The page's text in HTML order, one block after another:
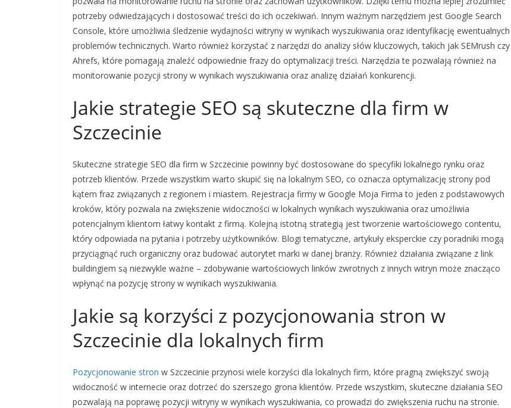
potrzeby odwiedzających i dostosować treści do ich oczekiwań. Innym ważnym narzędziem jest Google Search
Console, które umożliwia śledzenie wydajności witryny w wynikach wyszukiwania oraz identyfikację ewentualnych
problemów technicznych. Warto również korzystać z narzędzi do analizy słów kluczowych, takich jak SEMrush czy
Ahrefs, które pomagają znaleźć odpowiednie frazy do optymalizacji treści. Narzędzia te pozwalają również na
monitorowanie pozycji strony w wynikach wyszukiwania oraz analizę działań konkurencji.
Jakie strategie SEO są skuteczne dla firm w
Szczecinie
Skuteczne strategie SEO dla firm w Szczecinie powinny być dostosowane do specyfiki lokalnego rynku oraz
potrzeb klientów. Przede wszystkim warto skupić się na lokalnym SEO, co oznacza optymalizację strony pod
kątem fraz związanych z regionem i miastem. Rejestracja firmy w Google Moja Firma to jeden z podstawowych
kroków, który pozwala na zwiększenie widoczności w lokalnych wynikach wyszukiwania oraz umożliwia
potencjalnym klientom łatwy kontakt z firmą. Kolejną istotną strategią jest tworzenie wartościowego contentu,
który odpowiada na pytania i potrzeby użytkowników. Blogi tematyczne, artykuły eksperckie czy poradniki mogą
przyciągnąć ruch organiczny oraz budować autorytet marki w danej branży. Również działania związane z link
buildingiem są niezwykle ważne – zdobywanie wartościowych linków zwrotnych z innych witryn może znacząco
wpłynąć na pozycję strony w wynikach wyszukiwania.
Jakie są korzyści z pozycjonowania stron w
Szczecinie dla lokalnych firm
Pozycjonowanie stron w Szczecinie przynosi wiele korzyści dla lokalnych firm, które pragną zwiększyć swoją
widoczność w internecie oraz dotrzeć do szerszego grona klientów. Przede wszystkim, skuteczne działania SEO
pozwalają na poprawę pozycji witryny w wynikach wyszukiwania, co prowadzi do zwiększenia ruchu na stronie.